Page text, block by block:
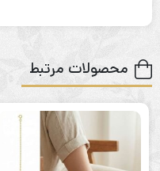
محصولات مرتبط